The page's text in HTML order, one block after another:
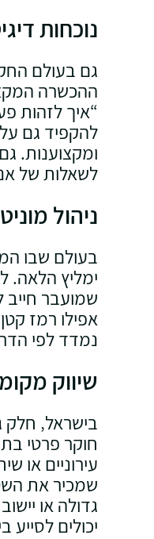
נוכחות
גם בעולם
ההכשרה
“איך לזהות
להקפיד גם
ומקצוענות.
לשאלות של
ניהול
בעולם שבו
ימליץ הלאה.
שמועבר חייב
אפילו רמז
נמדד לפי
שיווק
בישראל‚ חלק
חוקר פרטי
עירוניים או
שמכיר את
גדולה או
יכולים לסייע